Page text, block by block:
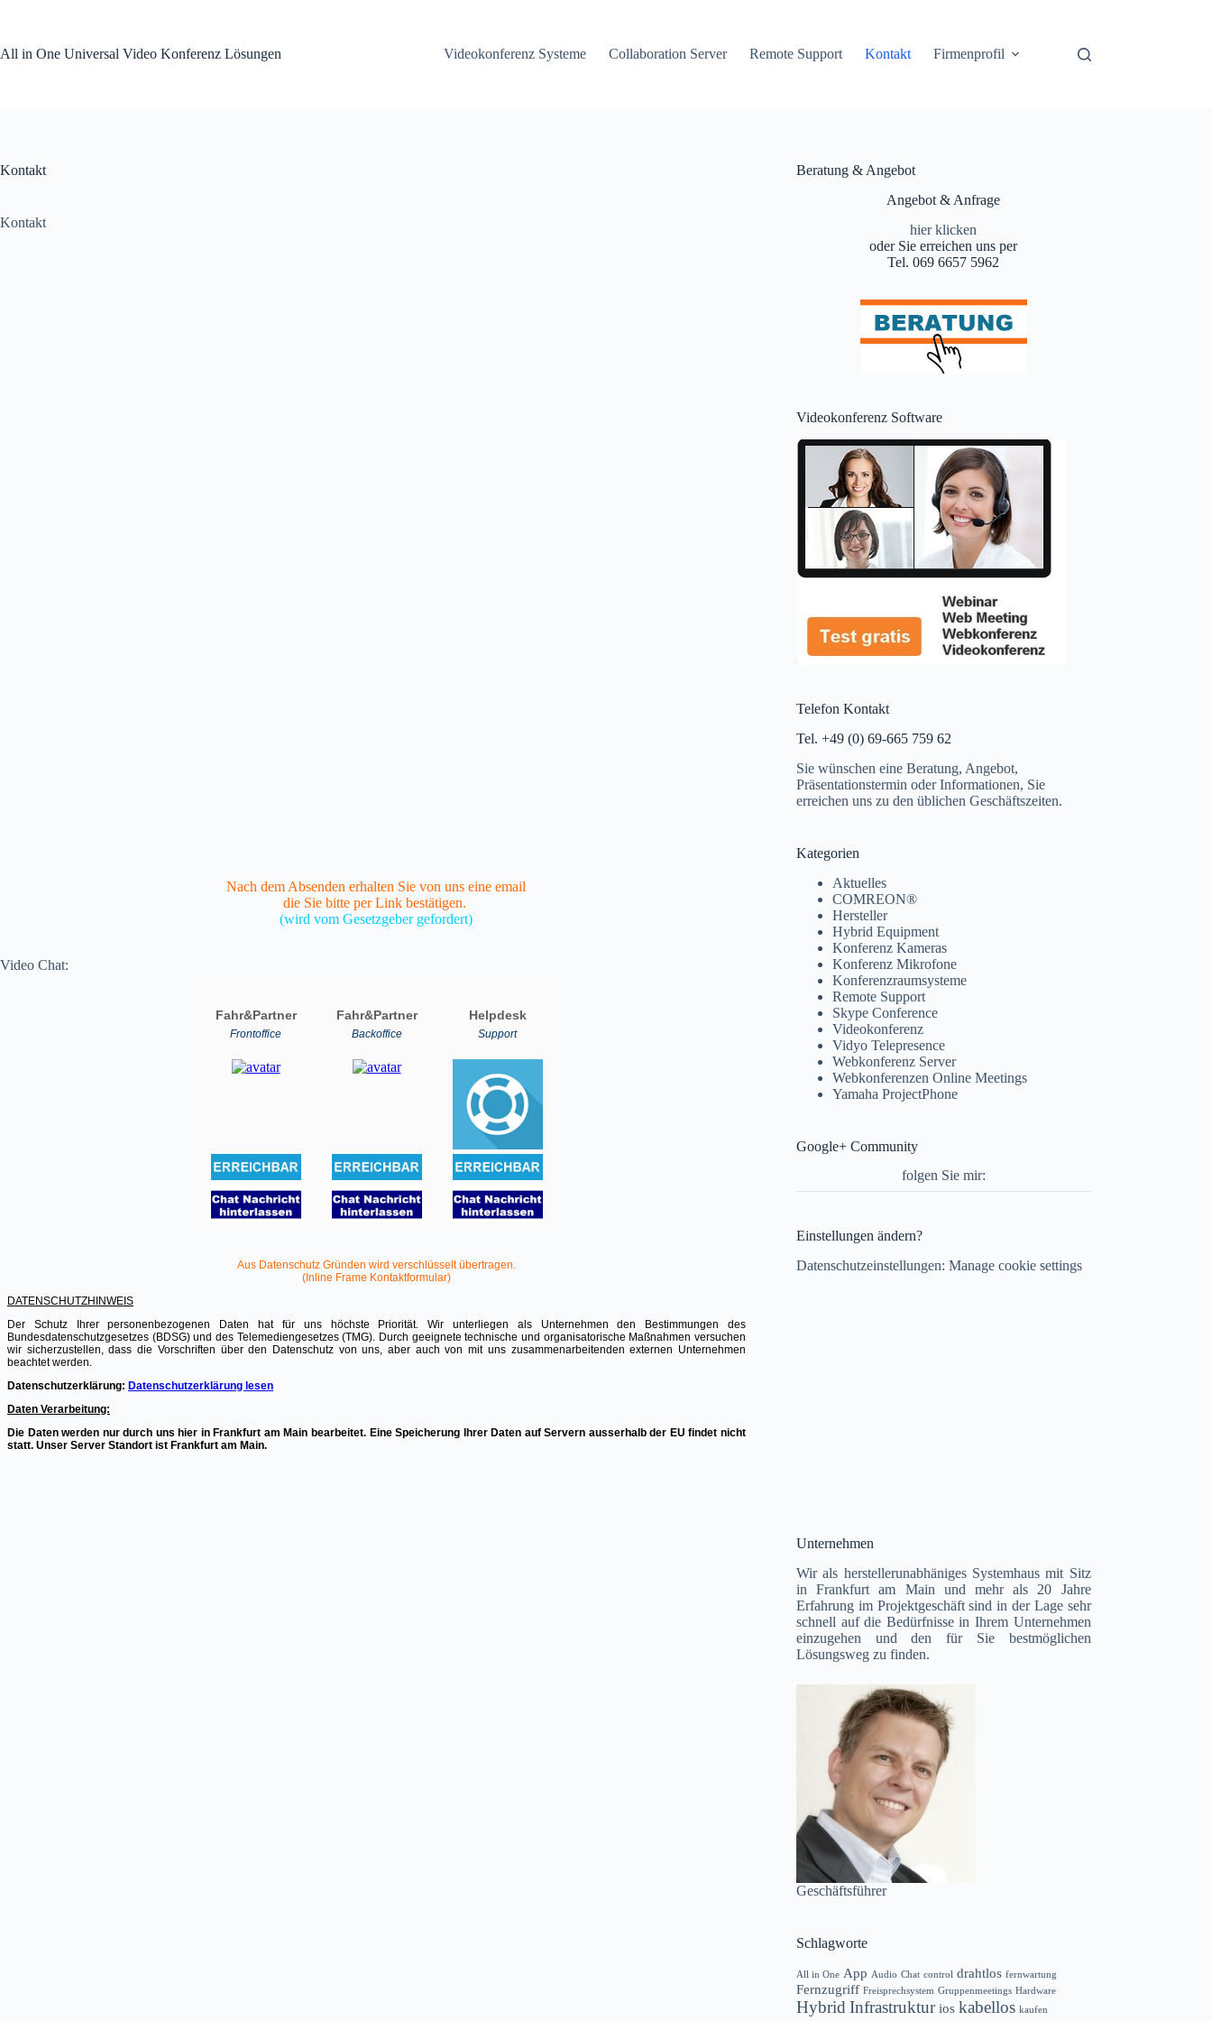
All in One Universal Video Konferenz Lösungen
Videokonferenz Systeme Collaboration Server Remote Support Kontakt Firmenprofil
Kontakt
Kontakt
Nach dem Absenden erhalten Sie von uns eine email
die Sie bitte per Link bestätigen.
(wird vom Gesetzgeber gefordert)
Video Chat:
Beratung & Angebot
Angebot & Anfrage
hier klicken
oder Sie erreichen uns per
Tel. 069 6657 5962
Videokonferenz Software
Telefon Kontakt
Tel. +49 (0) 69-665 759 62
Sie wünschen eine Beratung, Angebot,
Präsentationstermin oder Informationen, Sie
erreichen uns zu den üblichen Geschäftszeiten.
Kategorien
Aktuelles
COMREON®
Hersteller
Hybrid Equipment
Konferenz Kameras
Konferenz Mikrofone
Konferenzraumsysteme
Remote Support
Skype Conference
Videokonferenz
Vidyo Telepresence
Webkonferenz Server
Webkonferenzen Online Meetings
Yamaha ProjectPhone
Google+ Community
folgen Sie mir:
Einstellungen ändern?
Datenschutzeinstellungen:Manage cookie settings
Unternehmen
Wir als herstellerunabhäniges Systemhaus mit Sitz
in Frankfurt am Main und mehr als 20 Jahre
Erfahrung im Projektgeschäft sind in der Lage sehr
schnell auf die Bedürfnisse in Ihrem Unternehmen
einzugehen und den für Sie bestmöglichen
Lösungsweg zu finden.
Geschäftsführer
Schlagworte
All in One App Audio Chat control drahtlos fernwartung
Fernzugriff Freisprechsystem Gruppenmeetings Hardware
Hybrid Infrastruktur ios kabellos kaufen